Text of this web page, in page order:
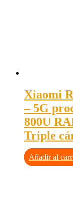
Xiaomi
– 5G
800U
Triple
Añadir al